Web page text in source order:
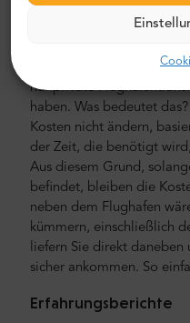
Shuttle ist niedriger als
Preise sind fest, ohne
Kreditkarte oder PayPal
nur private
haben. Was bedeutet
Kosten nicht ändern,
der Zeit, die benötigt
Aus diesem Grund,
befindet, bleiben die
neben dem Flughafen
kümmern, einschließlich
liefern Sie direkt daneben
sicher ankommen. So
Erfahrungsberichte